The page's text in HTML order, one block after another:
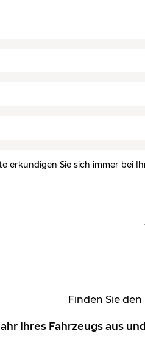
erkundigen Sie sich immer bei
Finden Sie
Ihres Fahrzeugs aus